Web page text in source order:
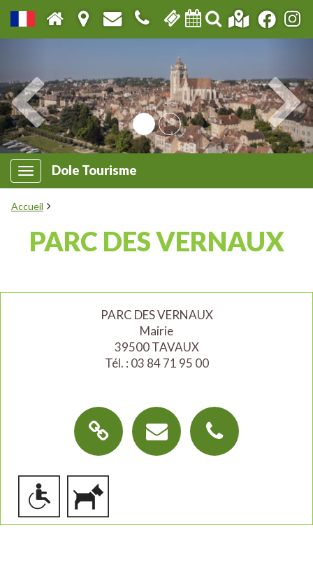
Dole Tourisme
Accueil
PARC DES VERNAUX
PARC DES VERNAUX
Mairie
39500 TAVAUX
Tél. : 03 84 71 95 00